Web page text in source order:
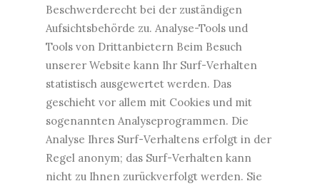
Beschwerderecht bei der zuständigen
Aufsichtsbehörde zu. Analyse-Tools und
Tools von Drittanbietern Beim Besuch
unserer Website kann Ihr Surf-Verhalten
statistisch ausgewertet werden. Das
geschieht vor allem mit Cookies und mit
sogenannten Analyseprogrammen. Die
Analyse Ihres Surf-Verhaltens erfolgt in der
Regel anonym; das Surf-Verhalten kann
nicht zu Ihnen zurückverfolgt werden. Sie